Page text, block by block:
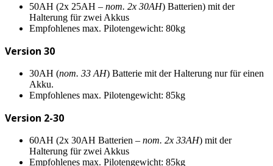
50AH (2x 25AH – nom. 2x 30AH) Batterien) mit der
Halterung für zwei Akkus
Empfohlenes max. Pilotengewicht: 80kg
Version 30
30AH (nom. 33 AH) Batterie mit der Halterung nur für einen
Akku.
Empfohlenes max. Pilotengewicht: 85kg
Version 2-30
60AH (2x 30AH Batterien – nom. 2x 33AH) mit der
Halterung für zwei Akkus
Empfohlenes max. Pilotengewicht: 85kg